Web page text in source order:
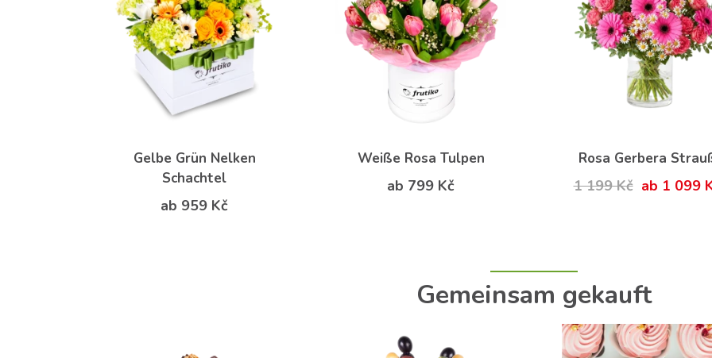
Gelbe Grün Nelken
Schachtel
ab 959 Kč
Weiße Rosa Tulpen
ab 799 Kč
Rosa Gerbera
1 199 Kč ab 1 099
Gemeinsam gekauft